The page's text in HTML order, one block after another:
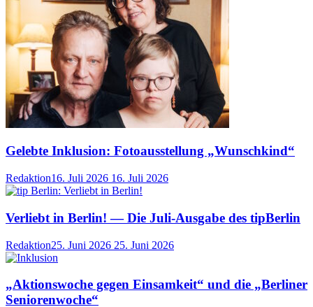
Gelebte Inklusion: Fotoausstellung „Wunschkind“
Redaktion16. Juli 2026 16. Juli 2026
Verliebt in Berlin! — Die Juli-Ausgabe des tipBerlin
Redaktion25. Juni 2026 25. Juni 2026
„Aktionswoche gegen Einsamkeit“ und die „Berliner
Seniorenwoche“